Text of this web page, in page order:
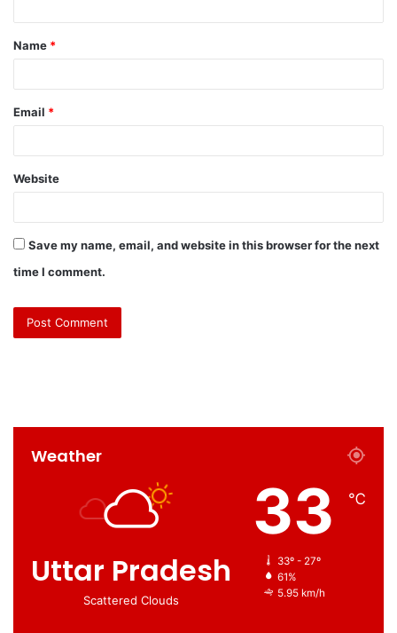
t
*
Name *
Email *
Website
Save my name, email, and website in this browser for the next
time I comment.
Weather
Uttar Pradesh
Scattered Clouds
33 ℃
33º - 27º
61%
5.95 km/h